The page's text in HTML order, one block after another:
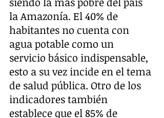
la Amazonía. El 40% de
habitantes no cuenta con
agua potable como un
servicio básico indispensable,
esto a su vez incide en el tema
de salud pública. Otro de los
indicadores también
establece que el 85% de